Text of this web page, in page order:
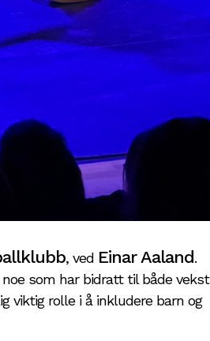
, ved Einar Aaland.
som har bidratt til både vekst
viktig rolle i å inkludere barn og